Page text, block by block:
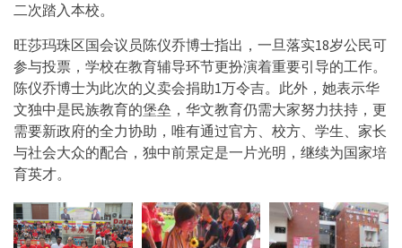
二次踏入本校。
旺莎玛珠区国会议员陈仪乔博士指出，一旦落实18岁公民可
参与投票，学校在教育辅导环节更扮演着重要引导的工作。
陈仪乔博士为此次的义卖会捐助1万令吉。此外，她表示华
文独中是民族教育的堡垒，华文教育仍需大家努力扶持，更
需要新政府的全力协助，唯有通过官方、校方、学生、家长
与社会大众的配合，独中前景定是一片光明，继续为国家培
育英才。